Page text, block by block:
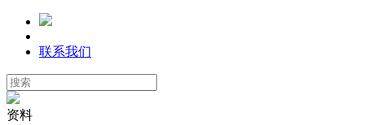
联系我们
资料